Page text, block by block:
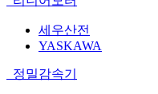
세우산전
YASKAWA
정밀감속기